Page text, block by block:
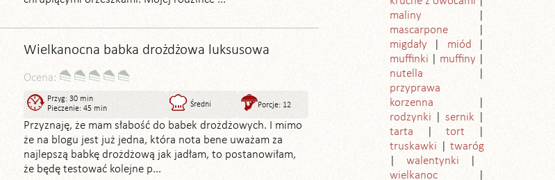
Wielkanocna babka drożdżowa luksusowa
Ocena:
Przyg: 30 min
Pieczenie: 45 min
Średni Porcje: 12
Przyznaję, że mam słabość do babek drożdżowych. I mimo
że na blogu jest już jedna, która nota bene uważam za
najlepszą babkę drożdżową jak jadłam, to postanowiłam,
że będę testować kolejne p...
maliny
mascarpone
migdały
miód
muffinki
muffiny
nutella
przyprawa
korzenna
rodzynki
sernik
tarta
tort
truskawki
twaróg
walentynki
wielkanoc